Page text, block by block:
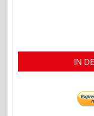
IN